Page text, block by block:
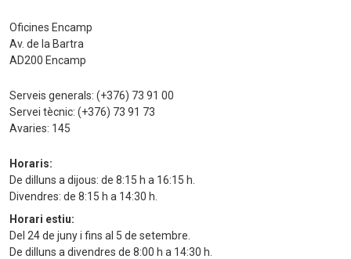
Oficines Encamp
Av. de la Bartra
AD200 Encamp
Serveis generals: (+376) 73 91 00
Servei tècnic: (+376) 73 91 73
Avaries: 145
Horaris:
De dilluns a dijous: de 8:15 h a 16:15 h.
Divendres: de 8:15 h a 14:30 h.
Horari estiu:
Del 24 de juny i fins al 5 de setembre.
De dilluns a divendres de 8:00 h a 14:30 h.